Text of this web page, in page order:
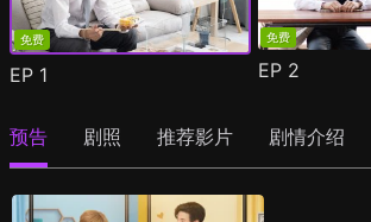
免费
EP 1
免费
EP 2
预告 剧照 推荐影片 剧情介绍